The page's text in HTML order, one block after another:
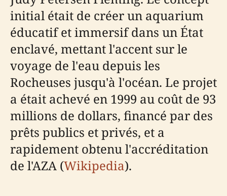
initial était de créer un aquarium
éducatif et immersif dans un État
enclavé, mettant l'accent sur le
voyage de l'eau depuis les
Rocheuses jusqu'à l'océan. Le projet
a était achevé en 1999 au coût de 93
millions de dollars, financé par des
prêts publics et privés, et a
rapidement obtenu l'accréditation
de l'AZA (Wikipedia).